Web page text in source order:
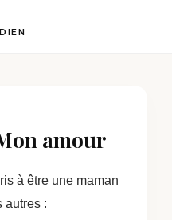
amour
à être une maman
autres :